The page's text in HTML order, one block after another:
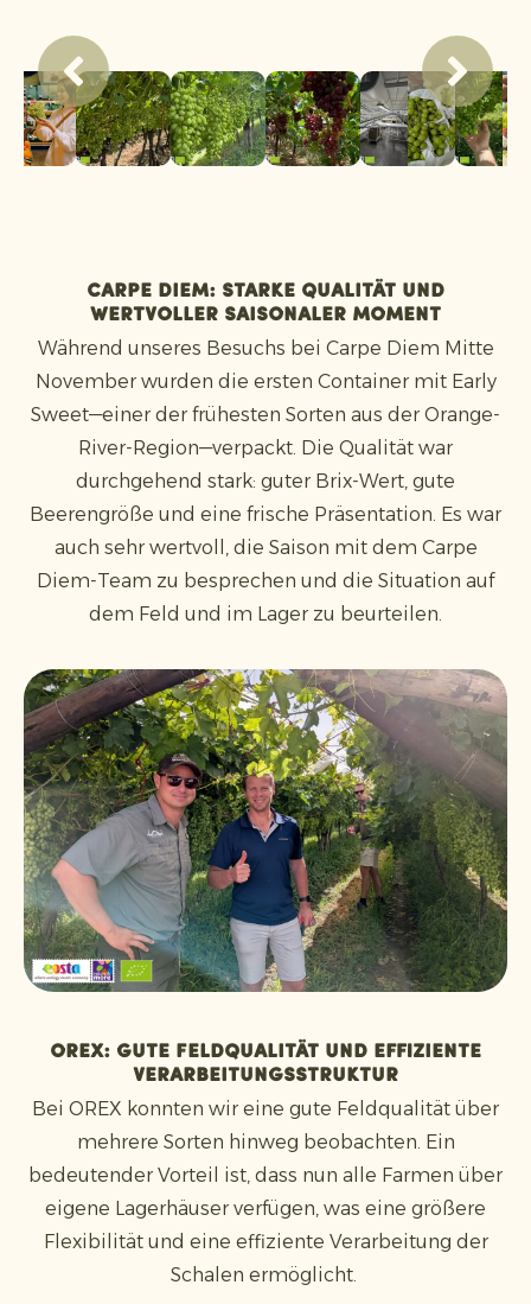
Carpe Diem: starke Qualität und
wertvoller saisonaler Moment
Während unseres Besuchs bei Carpe Diem Mitte
November wurden die ersten Container mit Early
Sweet—einer der frühesten Sorten aus der Orange-
River-Region—verpackt. Die Qualität war
durchgehend stark: guter Brix-Wert, gute
Beerengröße und eine frische Präsentation. Es war
auch sehr wertvoll, die Saison mit dem Carpe
Diem-Team zu besprechen und die Situation auf
dem Feld und im Lager zu beurteilen.
OREX: gute Feldqualität und effiziente
Verarbeitungsstruktur
Bei OREX konnten wir eine gute Feldqualität über
mehrere Sorten hinweg beobachten. Ein
bedeutender Vorteil ist, dass nun alle Farmen über
eigene Lagerhäuser verfügen, was eine größere
Flexibilität und eine effiziente Verarbeitung der
Schalen ermöglicht.